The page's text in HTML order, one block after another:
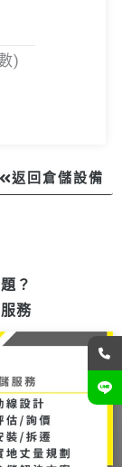
)
返回倉儲設備
？
務